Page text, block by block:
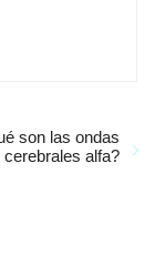
son las ondas
cerebrales alfa?